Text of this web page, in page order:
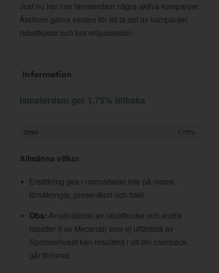
Just nu har inte Iamsterdam några aktiva kampanjer.
Återkom gärna senare för att ta del av kampanjer,
rabattkoder och bra erbjudanden.
Information
Iamsterdam ger 1,75% tillbaka
Order 1,75%
Allmänna villkor:
Ersättning ges i normalfallet inte på moms,
försäkringar, presentkort och frakt.
Obs: Användande av rabattkoder och andra
rabatter (t ex Mecenat) som ej utfärdats av
Sponsorhuset kan resultera i att din cashback
går förlorad.